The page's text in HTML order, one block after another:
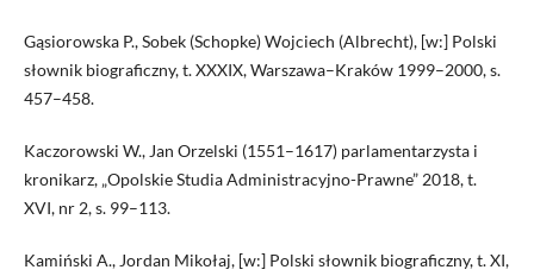
Gąsiorowska P., Sobek (Schopke) Wojciech (Albrecht), [w:] Polski
słownik biograficzny, t. XXXIX, Warszawa–Kraków 1999–2000, s.
457–458.
Kaczorowski W., Jan Orzelski (1551–1617) parlamentarzysta i
kronikarz, „Opolskie Studia Administracyjno-Prawne” 2018, t.
XVI, nr 2, s. 99–113.
Kamiński A., Jordan Mikołaj, [w:] Polski słownik biograficzny, t. XI,